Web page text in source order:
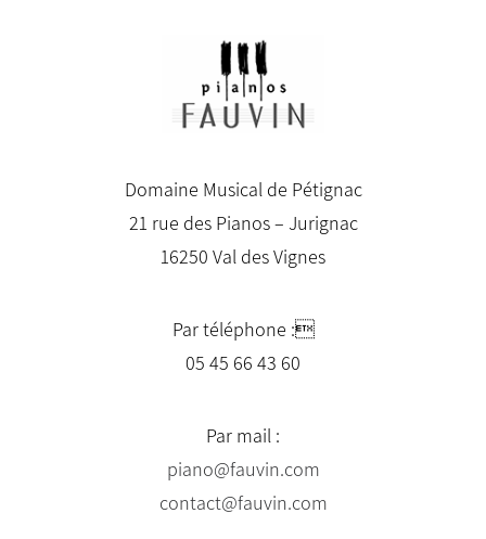
Domaine Musical de Pétignac
21 rue des Pianos – Jurignac
16250 Val des Vignes
Par téléphone :
05 45 66 43 60
Par mail :
piano@fauvin.com
contact@fauvin.com